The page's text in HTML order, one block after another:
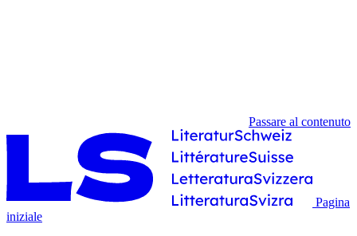
Passare al contenuto
Pagina
iniziale